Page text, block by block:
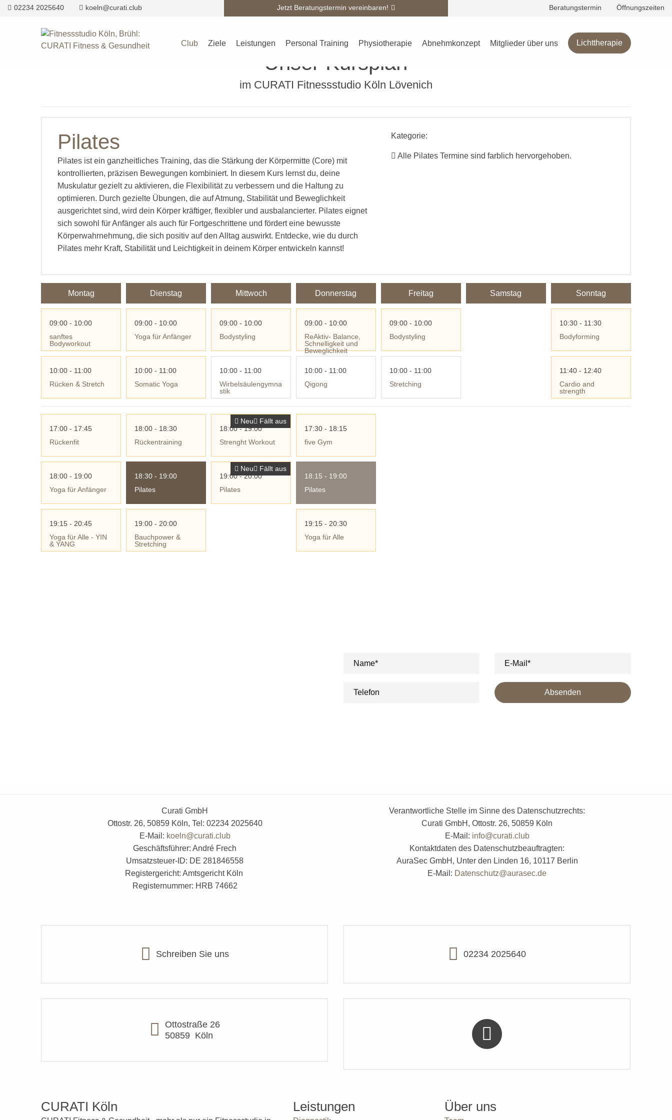
Jetzt Beratungstermin vereinbaren!
02234 2025640 koeln@curati.club Beratungstermin Öffnungszeiten
Club Ziele Leistungen Personal Training Physiotherapie Abnehmkonzept Mitglieder über uns Lichttherapie
Kursplan Team Galerie Kontakt
Unser Kursplan
im CURATI Fitnessstudio Köln Lövenich
Pilates
Pilates ist ein ganzheitliches Training, das die Stärkung der Körpermitte (Core) mit
kontrollierten, präzisen Bewegungen kombiniert. In diesem Kurs lernst du, deine
Muskulatur gezielt zu aktivieren, die Flexibilität zu verbessern und die Haltung zu
optimieren. Durch gezielte Übungen, die auf Atmung, Stabilität und Beweglichkeit
ausgerichtet sind, wird dein Körper kräftiger, flexibler und ausbalancierter. Pilates eignet
sich sowohl für Anfänger als auch für Fortgeschrittene und fördert eine bewusste
Körperwahrnehmung, die sich positiv auf den Alltag auswirkt. Entdecke, wie du durch
Pilates mehr Kraft, Stabilität und Leichtigkeit in deinem Körper entwickeln kannst!
Kategorie:
Alle Pilates Termine sind farblich hervorgehoben.
Montag
09:00 - 10:00
sanftes
Bodyworkout
10:00 - 11:00
Rücken & Stretch
Dienstag
09:00 - 10:00
Yoga für Anfänger
10:00 - 11:00
Somatic Yoga
Mittwoch
09:00 - 10:00
Bodystyling
10:00 - 11:00
Wirbelsäulengymna
stik
Donnerstag
09:00 - 10:00
ReAktiv- Balance,
Schnelligkeit und
Beweglichkeit
10:00 - 11:00
Qigong
Freitag
09:00 - 10:00
Bodystyling
10:00 - 11:00
Stretching
Samstag Sonntag
10:30 - 11:30
Bodyforming
11:40 - 12:40
Cardio and
strength
17:00 - 17:45
Rückenfit
18:00 - 19:00
Yoga für Anfänger
19:15 - 20:45
Yoga für Alle - YIN
& YANG
18:00 - 18:30
Rückentraining
18:30 - 19:00
Pilates
19:00 - 20:00
Bauchpower &
Stretching
Neu
Fällt aus
18:00 - 19:00
Strenght Workout
Neu
Fällt aus
19:00 - 20:00
Pilates
17:30 - 18:15
five Gym
18:15 - 19:00
Pilates
19:15 - 20:30
Yoga für Alle
Name* E-Mail*
Telefon Absenden
Curati GmbH
Ottostr. 26, 50859 Köln, Tel: 02234 2025640
E-Mail: koeln@curati.club
Geschäftsführer: André Frech
Umsatzsteuer-ID: DE 281846558
Registergericht: Amtsgericht Köln
Registernummer: HRB 74662
Verantwortliche Stelle im Sinne des Datenschutzrechts:
Curati GmbH, Ottostr. 26, 50859 Köln
E-Mail: info@curati.club
Kontaktdaten des Datenschutzbeauftragten:
AuraSec GmbH, Unter den Linden 16, 10117 Berlin
E-Mail: Datenschutz@aurasec.de
Schreiben Sie uns 02234 2025640
Ottostraße 26
50859 Köln
CURATI Köln Leistungen Über uns